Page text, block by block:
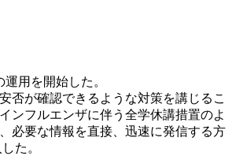
用を開始した。
否が確認できるような対策を講じるこ
ンフルエンザに伴う全学休講措置のよ
必要な情報を直接、迅速に発信する方
た。